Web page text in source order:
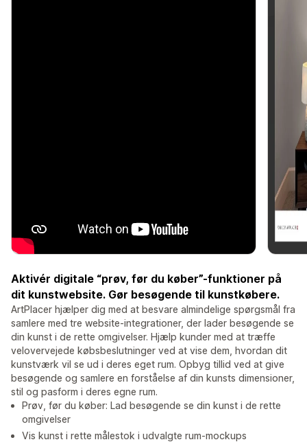
Aktivér digitale “prøv, før du køber”-funktioner på
dit kunstwebsite. Gør besøgende til kunstkøbere.
ArtPlacer hjælper dig med at besvare almindelige spørgsmål fra
samlere med tre website-integrationer, der lader besøgende se
din kunst i de rette omgivelser. Hjælp kunder med at træffe
velovervejede købsbeslutninger ved at vise dem, hvordan dit
kunstværk vil se ud i deres eget rum. Opbyg tillid ved at give
besøgende og samlere en forståelse af din kunsts dimensioner,
stil og pasform i deres egne rum.
Prøv, før du køber: Lad besøgende se din kunst i de rette
omgivelser
Vis kunst i rette målestok i udvalgte rum-mockups